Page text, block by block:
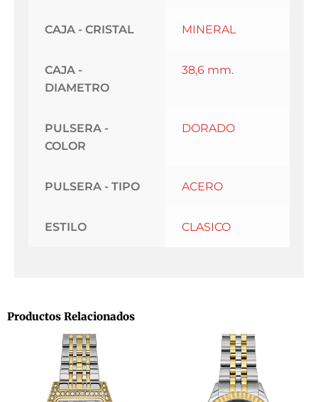
CAJA - CRISTAL MINERAL
CAJA -
DIAMETRO
38,6 mm.
PULSERA -
COLOR
DORADO
PULSERA - TIPO ACERO
ESTILO CLASICO
Productos Relacionados